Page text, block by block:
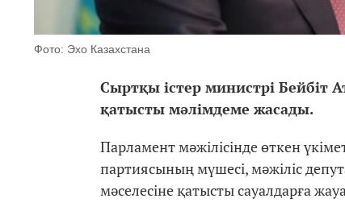
Фото: Эхо Казахстана
Сыртқы істер министрі Бейбіт
қатысты мәлімдеме жасады.
Парламент мәжілісінде өткен
партиясының мүшесі, мәжіліс
мәселесіне қатысты сауалдарға